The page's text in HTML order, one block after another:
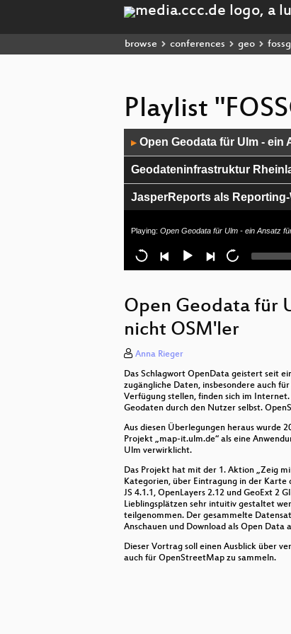
browse conferences geo
Playlist
Player
▶ Open Geodata für Ulm -
Geodateninfrastruktur
JasperReports als Reporting-
enviroCar - Crowdsourcing
geoCRE - eine kollaborative
Open-Source-Software
OpenStreetMap bei Toll Collect
Hochgenaue Zeit- und
GeoNode2.0 als
Was ist Open Source, wie
Playing: Open Geodata für Ulm - ein Ansatz
Open Geodata für
nicht OSM'ler
Anna Rieger
Das Schlagwort OpenData geistert seit
zugängliche Daten, insbesondere auch
Verfügung stellen, finden sich im
Geodaten durch den Nutzer selbst.
Aus diesen Überlegungen heraus wurde
Projekt „map-it.ulm.de“ als eine
Ulm verwirklicht.
Das Projekt hat mit der 1. Aktion „Zeig
Kategorien, über Eintragung in der Karte
JS 4.1.1, OpenLayers 2.12 und GeoExt
Lieblingsplätzen sehr intuitiv gestaltet
teilgenommen. Der gesammelte
Anschauen und Download als Open Data
Dieser Vortrag soll einen Ausblick über
auch für OpenStreetMap zu sammeln.